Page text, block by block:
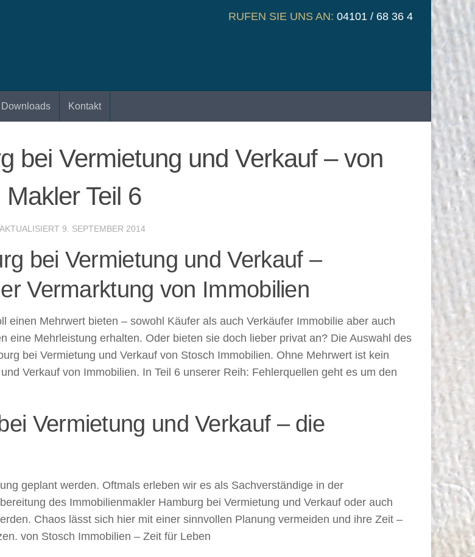
RUFEN SIE UNS AN: 04101 / 68 36 4
Downloads Kontakt
bei Vermietung und Verkauf – von
Teil 6
AKTUALISIERT 9. SEPTEMBER 2014
bei Vermietung und Verkauf –
Vermarktung von Immobilien
einen Mehrwert bieten – sowohl Käufer als auch Verkäufer Immobilie aber auch
eine Mehrleistung erhalten. Oder bieten sie doch lieber privat an? Die Auswahl des
bei Vermietung und Verkauf von Stosch Immobilien. Ohne Mehrwert ist kein
Verkauf von Immobilien. In Teil 6 unserer Reih: Fehlerquellen geht es um den
Vermietung und Verkauf – die
geplant werden. Oftmals erleben wir es als Sachverständige in der
des Immobilienmakler Hamburg bei Vermietung und Verkauf oder auch
Chaos lässt sich hier mit einer sinnvollen Planung vermeiden und ihre Zeit –
von Stosch Immobilien – Zeit für Leben